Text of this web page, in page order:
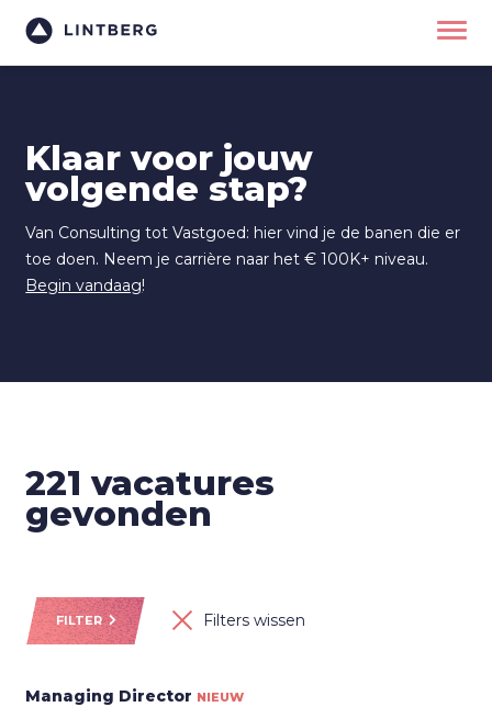
Klaar voor jouw
volgende stap?
Van Consulting tot Vastgoed: hier vind je de banen die er
toe doen. Neem je carrière naar het € 100K+ niveau.
Begin vandaag!
221 vacatures
gevonden
FILTER Filters wissen
Managing Director NIEUW